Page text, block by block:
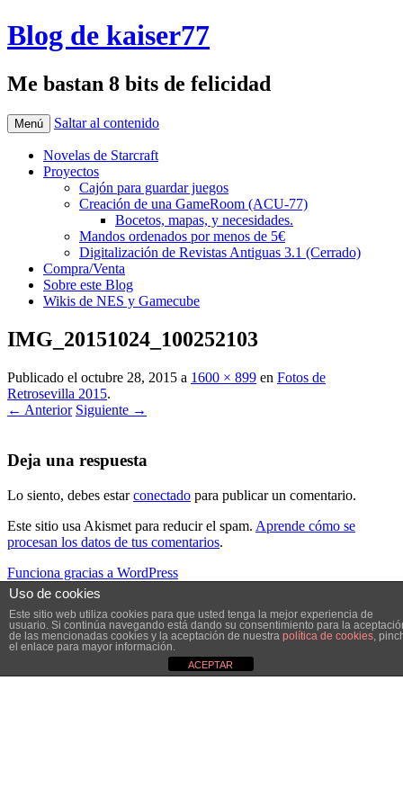
Blog de kaiser77
Me bastan 8 bits de felicidad
Menú Saltar al contenido
Novelas de Starcraft
Proyectos
Cajón para guardar juegos
Creación de una GameRoom (ACU-77)
Bocetos, mapas, y necesidades.
Mandos ordenados por menos de 5€
Digitalización de Revistas Antiguas 3.1 (Cerrado)
Compra/Venta
Sobre este Blog
Wikis de NES y Gamecube
IMG_20151024_100252103
Publicado el octubre 28, 2015 a 1600 × 899 en Fotos de
Retrosevilla 2015.
← Anterior Siguiente →
Deja una respuesta
Lo siento, debes estarconectado para publicar un comentario.
Este sitio usa Akismet para reducir el spam. Aprende cómo se
procesan los datos de tus comentarios.
Funciona gracias a WordPress
Uso de cookies
Este sitio web utiliza cookies para que usted tenga la mejor experiencia de
usuario. Si continúa navegando está dando su consentimiento para la
de las mencionadas cookies y la aceptación de nuestra política de cookies,
el enlace para mayor información.
ACEPTAR